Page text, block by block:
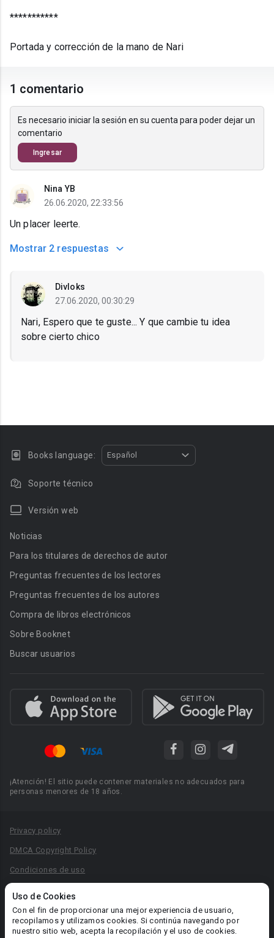
***********
Portada y corrección de la mano de Nari
1 comentario
Es necesario iniciar la sesión en su cuenta para poder dejar un
comentario
Ingresar
Nina YB
26.06.2020, 22:33:56
Un placer leerte.
Mostrar 2 respuestas
Divloks
27.06.2020, 00:30:29
Nari, Espero que te guste... Y que cambie tu idea
sobre cierto chico
Uso de Cookies
Con el fin de proporcionar una mejor experiencia de usuario,
recopilamos y utilizamos cookies. Si continúa navegando por
nuestro sitio web, acepta la recopilación y el uso de cookies.
Books language: Español
Soporte técnico
Versión web
Noticias
Para los titulares de derechos de autor
Preguntas frecuentes de los lectores
Preguntas frecuentes de los autores
Compra de libros electrónicos
Sobre Booknet
Buscar usuarios
¡Atención! El sitio puede contener materiales no adecuados para
personas menores de 18 años.
Privacy policy
DMCA Copyright Policy
Condiciones de uso
Reglas para la publicación de libros
Área RR.PP.: pr@booknet.com